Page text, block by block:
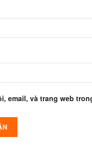
email, và trang web